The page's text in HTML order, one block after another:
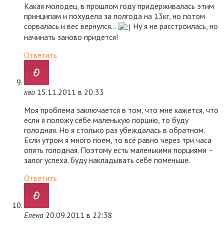
Какая молодец, в прошлом году придерживалась этим
принципам и похудела за полгода на 13кг, но потом
сорвалась и вес вернулся…
Ну я не расстроилась, но
начинать заново придется!
Ответить
кви 15.11.2011 в 20:33
Моя проблема заключается в том, что мне кажется, что
если я положу себе маленькую порцию, то буду
голодная. Но я столько раз убеждалась в обратном.
Если утром я много поем, то всё равно через три часа
опять голодная. Поэтому есть маленькими порциями –
залог успеха. Буду накладывать себе поменьше.
Ответить
Елена 20.09.2011 в 22:38